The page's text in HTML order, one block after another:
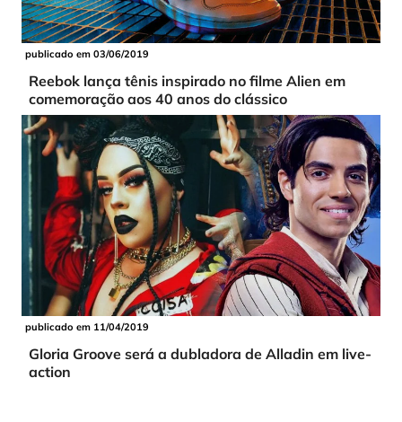
publicado em 03/06/2019
Reebok lança tênis inspirado no filme Alien em
comemoração aos 40 anos do clássico
publicado em 11/04/2019
Gloria Groove será a dubladora de Alladin em live-
action